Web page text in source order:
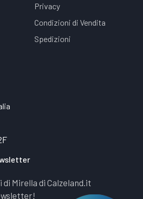
Privacy
Condizioni di Vendita
Spedizioni
Mirella di Calzeland.it